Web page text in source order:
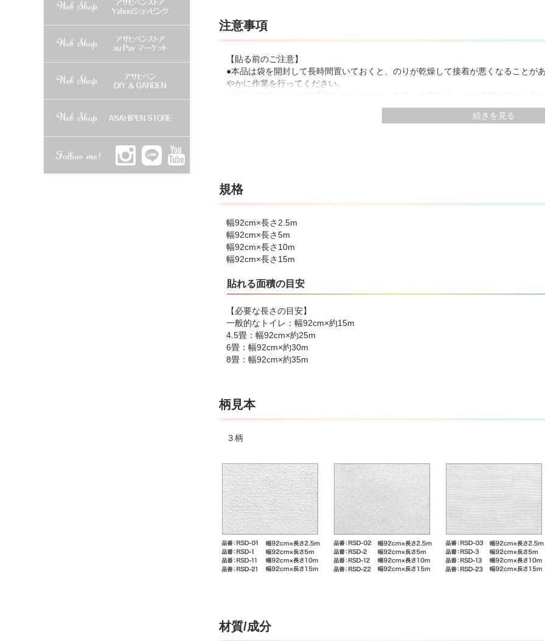
注意事項
【貼る前のご注意】
●本品は袋を開封して長時間置いておくと、のりが乾燥して接着が悪くなることが
やかに作業を行ってください。
方、体調のすぐれない方は使用しないでください。
●下地の凹凸の程度により、カベ紙の表面に下地の凹凸が現れることがあります。
●表面処理加工された化粧合板には、サンドペーパー（＃180～＃280）で表面を
す。一部の表面処理加工された化粧合板は下地調整をしても貼れない場合があり
【作業上のご注意】
●カベ紙にシワが入っている場合がありますが、貼りつけ後、乾燥とともにシワは
●貼りつけ作業中、及び貼りつけ後のりが乾きにおいがなくなるまでは、よく換気
●皮ふの弱い方は、のりで手が荒れることがあります。作業中は薄手のゴム製やポ
●のりが手や衣服などについた場合は、すぐに水洗いするなどしてください。のり
にくくなったり、黄ばんでくることがあります。
●万一、のりが目や口に入った場合は、直ちに多量の水で洗い流してください。
●本品はカベ紙貼り用途以外には使用しないでください。
【下地のご注意】
続きを見る
規格
幅92cm×長さ2.5m
幅92cm×長さ5m
幅92cm×長さ10m
幅92cm×長さ15m
貼れる面積の目安
【必要な長さの目安】
一般的なトイレ：幅92cm×約15m
4.5畳：幅92cm×約25m
6畳：幅92cm×約30m
8畳：幅92cm×約35m
柄見本
３柄
材質/成分